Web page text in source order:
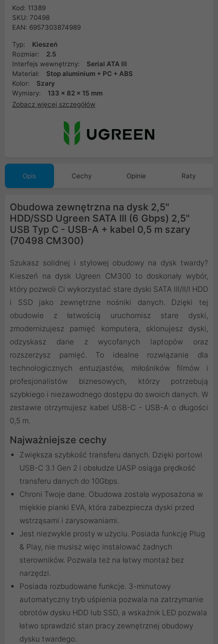
Kod: 11389
SKU: 70498
EAN: 6957303874989
Typ:
Kieszeń
Rozmiar:
2.5
Interfejs wewnętrzny:
Serial ATA III
Materiał:
Stop aluminium + PC + ABS
Kolor:
Szary
Wymiary:
133 x 82 x 15 mm
Zobacz więcej szczegółów
Opis Cechy Opinie Raty
Obudowa zewnętrzna na dysk 2,5"
HDD/SSD Ugreen SATA III (6 Gbps) 2,5"
USB Typ C - USB-A + kabel 0,5 m szary
(70498 CM300)
Szukasz solidnej i stylowej obudowy na dysk twardy?
Kieszeń na dysk Ugreen CM300 to doskonały wybór,
który pozwoli Ci wykorzystać stare dyski SATA III/II/I HDD
i SSD jako zewnętrzne nośniki danych. Dzięki tej
obudowie z łatwością uruchomisz stare dyski,
zmodernizujesz pamięć komputera, sklonujesz dyski,
odzyskasz dane z wycofanych laptopów oraz
rozszerzysz pamięć. To idealne rozwiązanie dla
technologicznych entuzjastów, miłośników filmów i
profesjonalistów biznesowych, którzy potrzebują
szybkiego i niezawodnego dostępu do swoich danych. W
zestawie otrzymujesz kabel USB-C - USB-A o długości
0,5 m.
Najważniejsze cechy
Zwiększa szybkość transferu danych. Dzięki portowi
USB-C 3.1 Gen 2 i obsłudze UASP osiąga prędkość
transferu danych do 10Gbps.
Chroni Twoje dane. Obudowa została wyposażona w
miękkie pianki EVA, która zabezpiecza dyski przed
wstrząsami i zarysowaniami.
Jest niezwykle prosty w użyciu. Posiada funkcję Plug
& Play, nie musisz więc instalować żadnych
sterowników. Pozwala też na łatwy montaż bez
narzędzi.
Posiada rozbudowane funkcje. 3-minutowy
automatyczny tryb uśpienia pozwala na zatrzymanie
obrotów dysku HDD lub SSD, a wskaźnik LED pozwala
łatwo sprawdzić stan pracy zewnętrznej obudowy
dysku twardego.